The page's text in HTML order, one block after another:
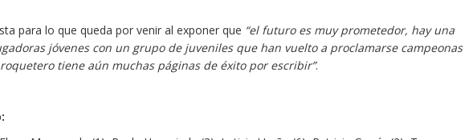
para lo que queda por venir al exponer que “el futuro es muy prometedor, hay una
jóvenes con un grupo de juveniles que han vuelto a proclamarse campeonas
tiene aún muchas páginas de éxito por escribir”.